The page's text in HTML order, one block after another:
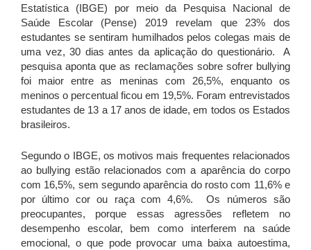
Estatística (IBGE) por meio da Pesquisa Nacional de
Saúde Escolar (Pense) 2019 revelam que 23% dos
estudantes se sentiram humilhados pelos colegas mais de
uma vez, 30 dias antes da aplicação do questionário. A
pesquisa aponta que as reclamações sobre sofrer bullying
foi maior entre as meninas com 26,5%, enquanto os
meninos o percentual ficou em 19,5%. Foram entrevistados
estudantes de 13 a 17 anos de idade, em todos os Estados
brasileiros.
Segundo o IBGE, os motivos mais frequentes relacionados
ao bullying estão relacionados com a aparência do corpo
com 16,5%, sem segundo aparência do rosto com 11,6% e
por último cor ou raça com 4,6%. Os números são
preocupantes, porque essas agressões refletem no
desempenho escolar, bem como interferem na saúde
emocional, o que pode provocar uma baixa autoestima,